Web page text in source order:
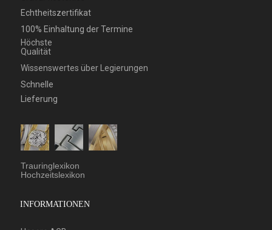
Echtheitszertifikat
100% Einhaltung der Termine
Höchste
Qualität
Wissenswertes über Legierungen
Schnelle
Lieferung
Trauringlexikon
Hochzeitslexikon
INFORMATIONEN